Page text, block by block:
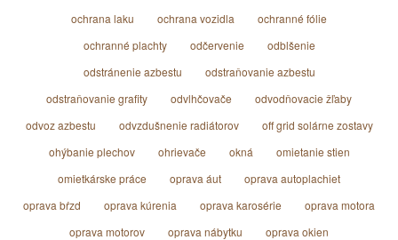
ochrana laku
ochrana vozidla
ochranné fólie
ochranné plachty
odčervenie
odblšenie
odstránenie azbestu
odstraňovanie azbestu
odstraňovanie grafity
odvlhčovače
odvodňovacie žľaby
odvoz azbestu
odvzdušnenie radiátorov
off grid solárne zostavy
ohýbanie plechov
ohrievače okná
omietanie stien
omietkárske práce
oprava áut
oprava autoplachiet
oprava bŕzd
oprava kúrenia oprava karosérie
oprava motora
oprava motorov
oprava nábytku
oprava okien